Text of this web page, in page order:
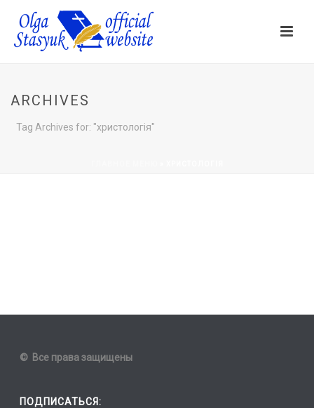
ARCHIVES
Tag Archives for: "христологія"
© Все права защищены
ПОДПИСАТЬСЯ: